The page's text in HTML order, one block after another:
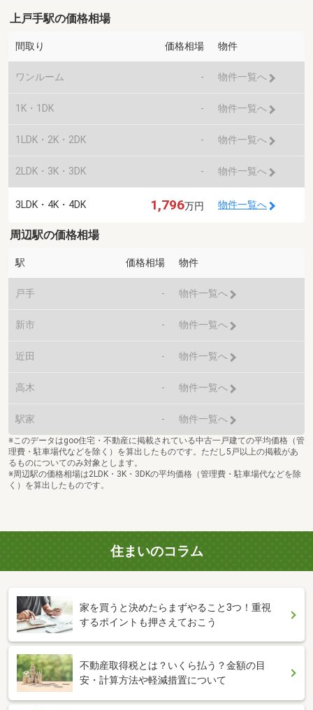
上戸手駅の価格相場
間取り 価格相場 物件
ワンルーム - 物件一覧へ
1K・1DK - 物件一覧へ
1LDK・2K・2DK - 物件一覧へ
2LDK・3K・3DK - 物件一覧へ
3LDK・4K・4DK 1,796万円 物件一覧へ
周辺駅の価格相場
駅 価格相場 物件
戸手 - 物件一覧へ
新市 - 物件一覧へ
近田 - 物件一覧へ
高木 - 物件一覧へ
駅家 - 物件一覧へ
※このデータはgoo住宅・不動産に掲載されている中古一戸建ての平均価格（管
理費・駐車場代などを除く）を算出したものです。ただし5戸以上の掲載があ
るものについてのみ対象とします。
※周辺駅の価格相場は2LDK・3K・3DKの平均価格（管理費・駐車場代などを除
く）を算出したものです。
住まいのコラム
家を買うと決めたらまずやること3つ！重視
するポイントも押さえておこう
不動産取得税とは？いくら払う？金額の目
安・計算方法や軽減措置について